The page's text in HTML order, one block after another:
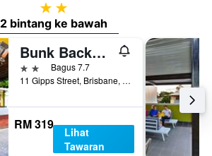
2 bintang
2 bintang ke bawah
Bunk Backpackers
2 bintangBagus 7.7
11 Gipps Street, Brisbane, QLD, Australia
RM 319
Lihat
Tawaran